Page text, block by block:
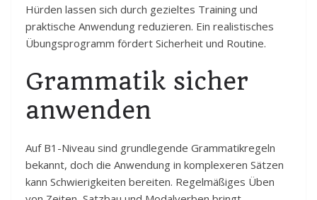
Hürden lassen sich durch gezieltes Training und
praktische Anwendung reduzieren. Ein realistisches
Übungsprogramm fördert Sicherheit und Routine.
Grammatik sicher
anwenden
Auf B1-Niveau sind grundlegende Grammatikregeln
bekannt, doch die Anwendung in komplexeren Sätzen
kann Schwierigkeiten bereiten. Regelmäßiges Üben